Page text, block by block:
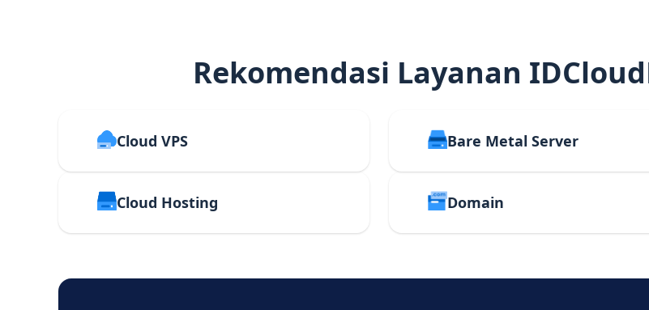
Rekomendasi Layanan
Cloud VPS Bare Metal Server
Cloud Hosting Domain